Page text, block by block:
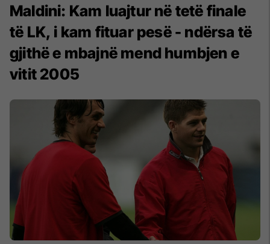
Maldini: Kam luajtur në tetë finale
të LK, i kam fituar pesë - ndërsa të
gjithë e mbajnë mend humbjen e
vitit 2005